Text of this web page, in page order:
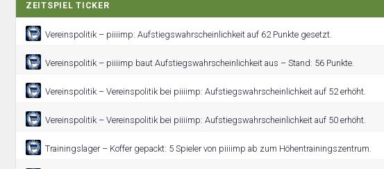
ZEITSPIEL TICKER
Vereinspolitik – piiiimp: Aufstiegswahrscheinlichkeit auf 62 Punkte gesetzt.
Vereinspolitik – piiiimp baut Aufstiegswahrscheinlichkeit aus – Stand: 56 Punkte.
Vereinspolitik – Vereinspolitik bei piiiimp: Aufstiegswahrscheinlichkeit auf 52 erhöht.
Vereinspolitik – Vereinspolitik bei piiiimp: Aufstiegswahrscheinlichkeit auf 50 erhöht.
Trainingslager – Koffer gepackt: 5 Spieler von piiiimp ab zum Höhentrainingszentrum.